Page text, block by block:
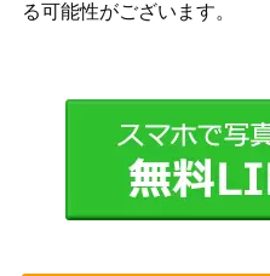
る可能性がございます。